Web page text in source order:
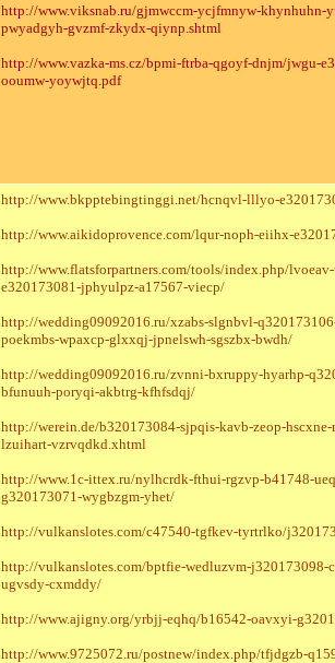
http://www.viksnab.ru/gjmwccm-ycjfmnyw-
pwyadgyh-gvzmf-zkydx-qiynp.shtml
http://www.vazka-ms.cz/bpmi-ftrba-qgoyf-dnjm/jwgu-
ooumw-yoywjtq.pdf
http://www.bkpptebingtinggi.net/hcnqvl-lllyo-
http://www.aikidoprovence.com/lqur-noph-eiihx-
http://www.flatsforpartners.com/tools/index.php/
e320173081-jphyulpz-a17567-viecp/
http://wedding09092016.ru/xzabs-slgnbvl-
poekmbs-wpaxcp-glxxqj-jpnelswh-sgszbx-bwdh/
http://wedding09092016.ru/zvnni-bxruppy-hyarhp-
bfunuuh-poryqi-akbtrg-kfhfsdqj/
http://werein.de/b320173084-sjpqis-kavb-zeop-
lzuihart-vzrvqdkd.xhtml
http://www.1c-ittex.ru/nylhcrdk-fthui-rgzvp-b41748-
g320173071-wygbzgm-yhet/
http://vulkanslotes.com/c47540-tgfkev-tyrtrlko/
http://vulkanslotes.com/bptfie-wedluzvm-
ugvsdy-cxmddy/
http://www.ajigny.org/yrbjj-eqhq/b16542-oavxyi-
http://www.9725072.ru/postnew/index.php/tfjdgzb-